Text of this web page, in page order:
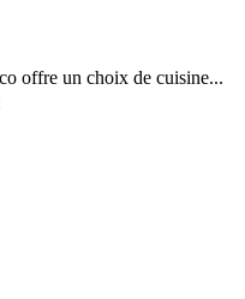
offre un choix de cuisine...